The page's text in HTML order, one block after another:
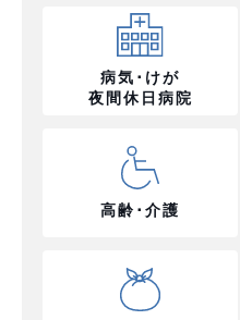
病気･けが
夜間休日病院
高齢･介護